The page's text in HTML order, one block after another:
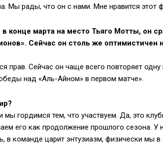
Мы рады, что он с нами. Мне нравится этот
конце марта на место Тьяго Мотты, он
Сейчас он столь же оптимистичен
прав. Сейчас он чаще всего повторяет
над «Аль-Айном» в первом матче».
гордимся тем, что участвуем. Да, это
его как продолжение прошлого сезона. У
в команде царит энтузиазм, физически мы